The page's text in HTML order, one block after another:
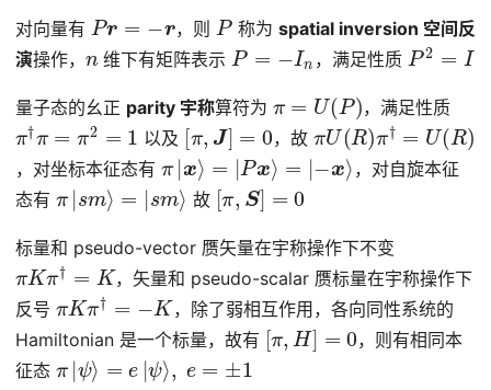
对向量有 Pr ，则 P称为 spatial inversion 空间反
演操作， 维下有矩阵表示 P= − n ，满足性质 P2 = I
量子态的幺正 parity 宇称算符为 U(P ) ，满足性质
π†π π2= 以及 [ π, J]=0 ，故 πU(R) π†=U(R)
，对坐标本征态有 π |x ⟩= Px⟩ | x ⟩
，对自旋本征
态有 π|s m ⟩= sm 故 [ , S] =
标量和 pseudo-vector 赝矢量在宇称操作下不变
πKπ† =
，矢量和 pseudo-scalar 赝标量在宇称操作下
反号
Kπ † = − K
，除了弱相互作用，各向同性系统的
Hamiltonian 是一个标量，故有 [π , H]= 0
，则有相同本
征态
|ψ⟩ e |ψ ⟩, e ±